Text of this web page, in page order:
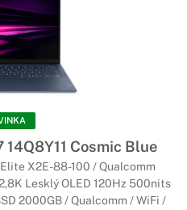
14Q8Y11 Cosmic Blue
X2E-88-100 / Qualcomm
Lesklý OLED 120Hz 500nits
2000GB / Qualcomm / WiFi /